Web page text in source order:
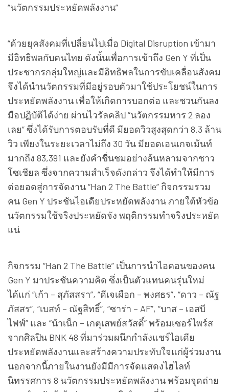
“นวัตกรรมประหยัดพลังงาน”
“ด้วยยุคสังคมที่เปลี่ยนไปเมื่อ Digital Disruption เข้ามา
มีอิทธิพลกับคนไทย ดังนั้นเพื่อการเข้าถึง Gen Y ที่เป็น
ประชากรกลุ่มใหญ่และมีอิทธิพลในการขับเคลื่อนสังคม
จึงได้นำนวัตกรรมที่มีอยู่รอบตัวมาใช้ประโยชน์ในการ
ประหยัดพลังงาน เพื่อให้เกิดการบอกต่อ และชวนกันลง
มือปฏิบัติได้ง่าย ผ่านไวรัลคลิป “นวัตกรรมหาร 2 ลอง
เลย” ซึ่งได้รับการตอบรับที่ดี มียอดวิวสูงสุดกว่า 8.3 ล้าน
วิว เพียงในระยะเวลาไม่ถึง 30 วัน มียอดเอนเกจเม้นท์
มากถึง 83,391 และยังคำชื่นชมอย่างล้นหลามจากชาว
โซเชียล ซึ่งจากความสำเร็จดังกล่าว จึงได้ทำให้มีการ
ต่อยอดสู่การจัดงาน “Han 2 The Battle” กิจกรรมรวม
คน Gen Y ประชันไอเดียประหยัดพลังงาน ภายใต้หัวข้อ
นวัตกรรมใช้จริงประหยัดจัง พฤติกรรมทำจริงประหยัด
แน่
กิจกรรม “Han 2 The Battle” เป็นการนำไอคอนของคน
Gen Y มาประชันความคิด ซึ่งเป็นตัวแทนคนรุ่นใหม่
ได้แก่ “เก้า – สุภัสสรา”, “ดีเจเผือก – พงศธร”, “ดาว – ณัฐ
ภัสสร”, “เบสท์ – ณัฐสิทธิ์”, “ซาร่า – AF”, “บาส – เอสบี
ไฟฟ์” และ “น้าเน็ก – เกตุเสพย์สวัสดิ์” พร้อมเซอร์ไพร์ส
จากศิลปิน BNK 48 ที่มาร่วมผนึกกำลังแชร์ไอเดีย
ประหยัดพลังงานและสร้างความประทับใจแก่ผู้ร่วมงาน
นอกจากนี้ภายในงานยังมีมีการจัดแสดงไฮไลท์
นิทรรศการ 8 นวัตกรรมประหยัดพลังงาน พร้อมจุดถ่าย